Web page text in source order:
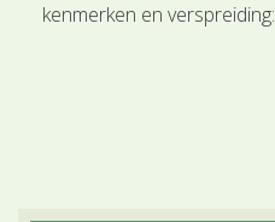
kenmerken en verspreiding: